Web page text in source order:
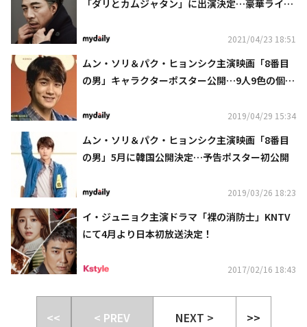
「ダリとカムジャタン」に出演決定…豪華ライン
2021/04/23 18:51
ムン・ソリ＆パク・ヒョンシク主演映画「8番目
の男」キャラクターポスター公開…9人9色の個性
2019/04/29 15:34
ムン・ソリ＆パク・ヒョンシク主演映画「8番目
の男」5月に韓国公開決定…予告ポスター初公開
2019/03/26 18:23
イ・ジュニョク主演ドラマ「裸の消防士」KNTV
にて4月より日本初放送決定！
2017/02/16 18:43
<< < PREV NEXT > >>